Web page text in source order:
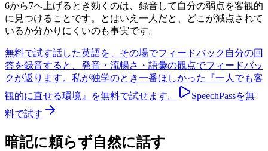
6から7へ上げるとき効くのは、録音して自分の弱点を客観的
に見つけることです。とはいえ一人だと、どこが減点されて
いるか分かりにくいのも事実です。
無料で試す話した英語を、その場でフィードバック 自分の回
答を録音すると、発音・流暢さ・語彙の観点でフィードバッ
クが返ります。私が独学のとき一番ほしかった『一人でも客
観的に直せる環境』を無料で試せます。
SpeechPassを無
料で試す
暗記に頼らず自然に話す